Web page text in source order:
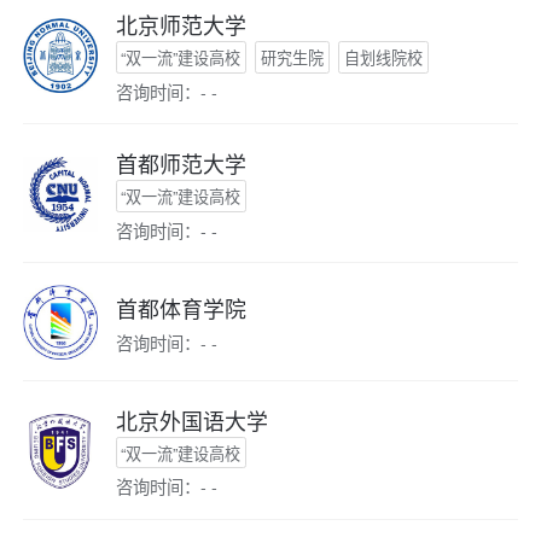
北京师范大学
“双一流”建设高校 研究生院 自划线院校
咨询时间：- -
首都师范大学
“双一流”建设高校
咨询时间：- -
首都体育学院
咨询时间：- -
北京外国语大学
“双一流”建设高校
咨询时间：- -